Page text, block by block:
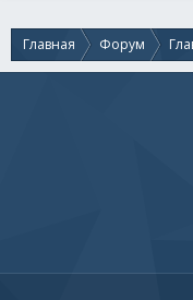
Главная Форум